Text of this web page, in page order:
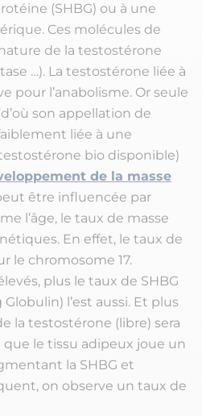
(SHBG) ou à une
Ces molécules de
de la testostérone
…). La testostérone liée à
pour l’anabolisme. Or seule
son appellation de
liée à une
bio disponible)
de la masse
être influencée par
l’âge, le taux de masse
En effet, le taux de
le chromosome 17.
plus le taux de SHBG
l’est aussi. Et plus
la testostérone (libre) sera
le tissu adipeux joue un
la SHBG et
on observe un taux de